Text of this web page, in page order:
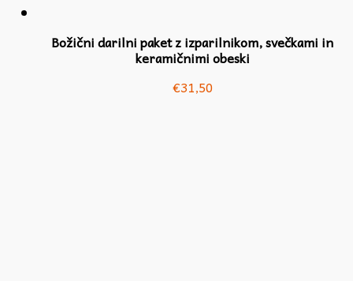
Božični darilni paket z izparilnikom, svečkami in
keramičnimi obeski
€31,50